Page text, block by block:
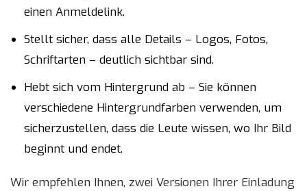
einen Anmeldelink.
Stellt sicher, dass alle Details – Logos, Fotos,
Schriftarten – deutlich sichtbar sind.
Hebt sich vom Hintergrund ab – Sie können
verschiedene Hintergrundfarben verwenden, um
sicherzustellen, dass die Leute wissen, wo Ihr Bild
beginnt und endet.
Wir empfehlen Ihnen, zwei Versionen Ihrer Einladung